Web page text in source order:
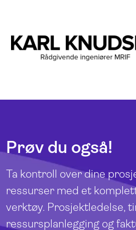
Prøv du også!
Ta kontroll over dine
ressurser med et
verktøy. Prosjektledelse,
ressursplanlegging og